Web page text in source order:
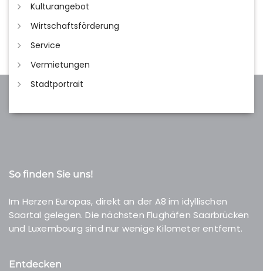
Kulturangebot
Wirtschaftsförderung
Service
Vermietungen
Stadtportrait
So finden Sie uns!
Im Herzen Europas, direkt an der A8 im idyllischen
Saartal gelegen. Die nächsten Flughäfen Saarbrücken
und Luxembourg sind nur wenige Kilometer entfernt.
Entdecken